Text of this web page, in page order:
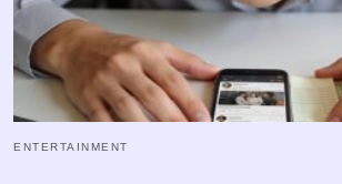
ENTERTAINMENT